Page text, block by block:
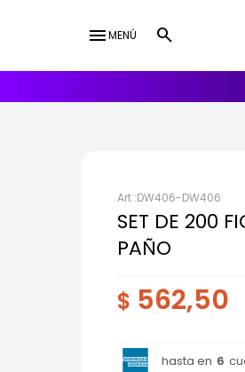
menuMENÚ
DW406-DW406
SET DE 200
PAÑO
$ 562,50
hasta en 6